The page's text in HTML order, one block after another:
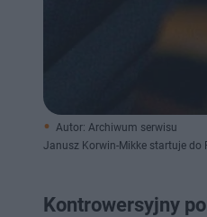
Autor: Archiwum serwisu
Janusz Korwin-Mikke startuje do
Kontrowersyjny